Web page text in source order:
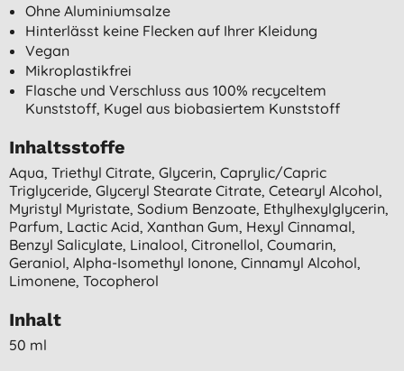
Ohne Aluminiumsalze
Hinterlässt keine Flecken auf Ihrer Kleidung
Vegan
Mikroplastikfrei
Flasche und Verschluss aus 100% recyceltem
Kunststoff, Kugel aus biobasiertem Kunststoff
Inhaltsstoffe
Aqua, Triethyl Citrate, Glycerin, Caprylic/capric
Triglyceride, Glyceryl Stearate Citrate, Cetearyl Alcohol,
Myristyl Myristate, Sodium Benzoate, Ethylhexylglycerin,
Parfum, Lactic Acid, Xanthan Gum, Hexyl Cinnamal,
Benzyl Salicylate, Linalool, Citronellol, Coumarin,
Geraniol, Alpha-Isomethyl Ionone, Cinnamyl Alcohol,
Limonene, Tocopherol
Inhalt
50 ml